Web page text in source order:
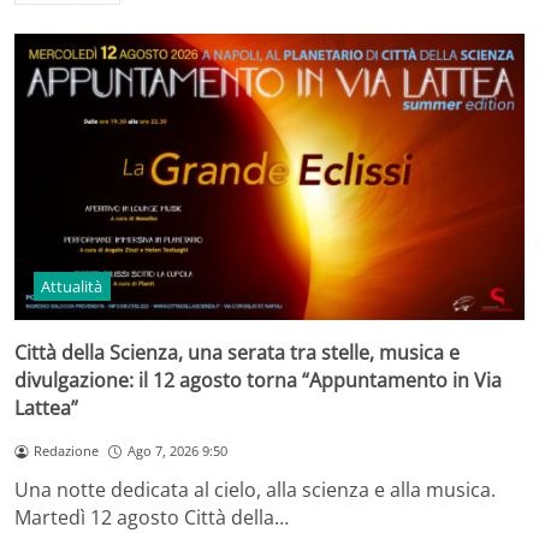
Attualità
Città della Scienza, una serata tra stelle, musica e
divulgazione: il 12 agosto torna “Appuntamento in Via
Lattea”
Redazione Ago 7, 2026 9:50
Una notte dedicata al cielo, alla scienza e alla musica.
Martedì 12 agosto Città della…